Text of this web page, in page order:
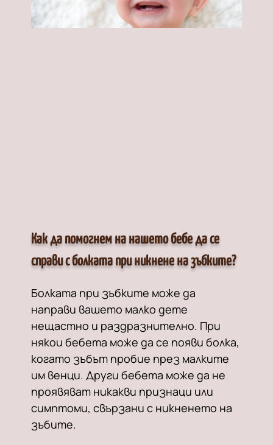
Как да помогнем на нашето бебе да се
справи с болката при никнене на зъбките?
Болката при зъбките може да
направи вашето малко дете
нещастно и раздразнително. При
някои бебета може да се появи болка,
когато зъбът пробие през малките
им венци. Други бебета може да не
проявяват никакви признаци или
симптоми, свързани с никненето на
зъбите.